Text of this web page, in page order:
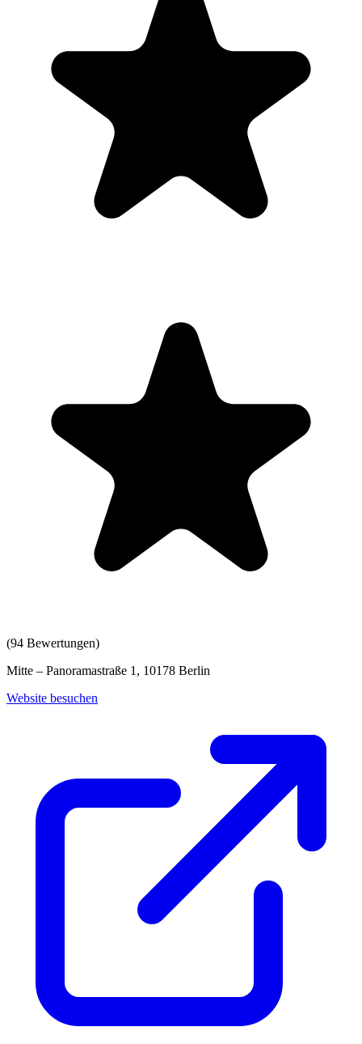
(94 Bewertungen)
Mitte – Panoramastraße 1, 10178 Berlin
Website besuchen